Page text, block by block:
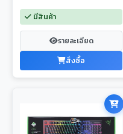
มีสินค้า
รายละเอียด
สั่งซื้อ